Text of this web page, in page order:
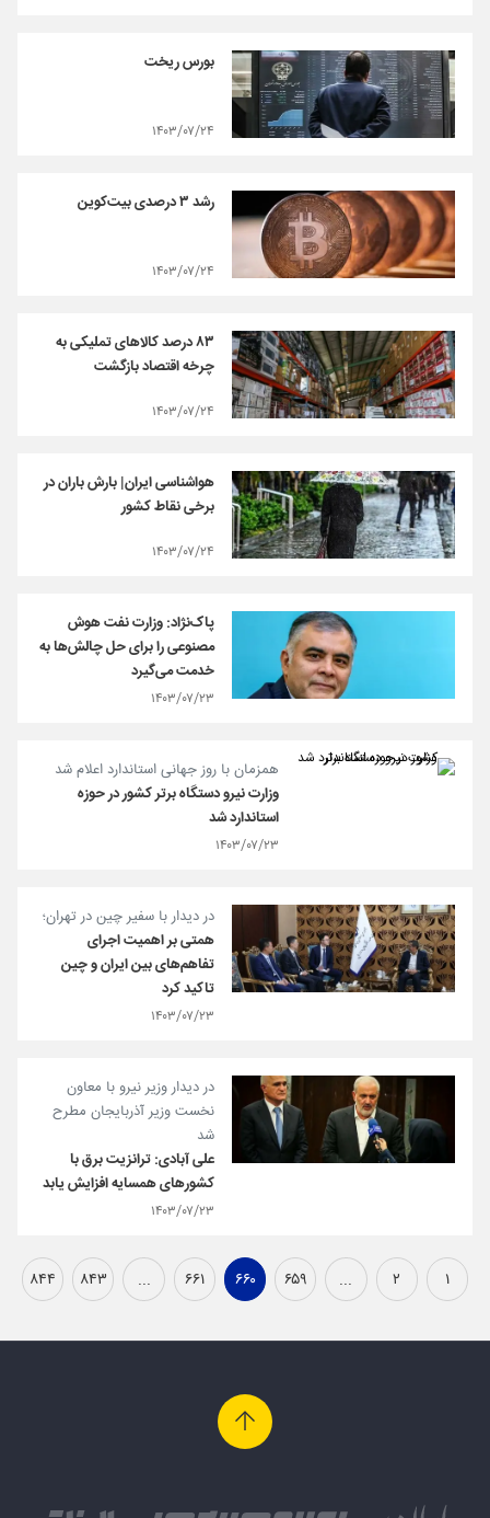
بورس ریخت
۱۴۰۳/۰۷/۲۴
رشد ۳ درصدی بیت‌کوین
۱۴۰۳/۰۷/۲۴
۸۳ درصد کالاهای تملیکی به
چرخه اقتصاد بازگشت
۱۴۰۳/۰۷/۲۴
هواشناسی ایران| بارش باران در
برخی نقاط کشور
۱۴۰۳/۰۷/۲۴
پاک‌نژاد: وزارت نفت هوش
مصنوعی را برای حل چالش‌ها به
خدمت می‌گیرد
۱۴۰۳/۰۷/۲۳
همزمان با روز جهانی استاندارد اعلام شد
وزارت نیرو دستگاه برتر کشور در حوزه
استاندارد شد
۱۴۰۳/۰۷/۲۳
در دیدار با سفیر چین در تهران؛
همتی بر اهمیت اجرای
تفاهم‌های بین ایران و چین
تاکید کرد
۱۴۰۳/۰۷/۲۳
در دیدار وزیر نیرو با معاون
نخست وزیر آذربایجان مطرح
شد
علی آبادی: ترانزیت برق با
کشورهای همسایه افزایش یابد
۱۴۰۳/۰۷/۲۳
۱ ۲ ... ۶۵۹ ۶۶۰ ۶۶۱ ... ۸۴۳ ۸۴۴